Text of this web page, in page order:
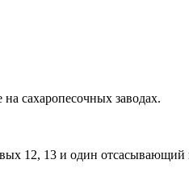
сахаропесочных заводах.
12, 13 и один